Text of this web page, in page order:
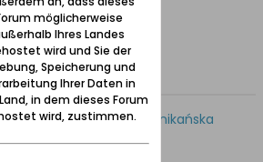
von Danzig
0 Likes
13:48
verbirgt Kępa Dominikańska
Insel in Danzig)?
möglicherweise
Ihres Landes
wird und Sie der
Speicherung und
Ihrer Daten in
in dem dieses Forum
wird, zustimmen.